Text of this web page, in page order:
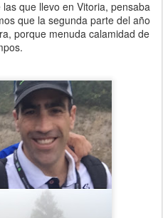
que llevo en Vitoria, pensaba
que la segunda parte del año
porque menuda calamidad de